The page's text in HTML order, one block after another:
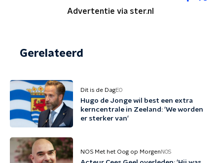
Advertentie via ster.nl
Gerelateerd
Dit is de DagEO
Hugo de Jonge wil best een extra
kerncentrale in Zeeland: 'We worden
er sterker van'
NOS Met het Oog op Morgen NOS